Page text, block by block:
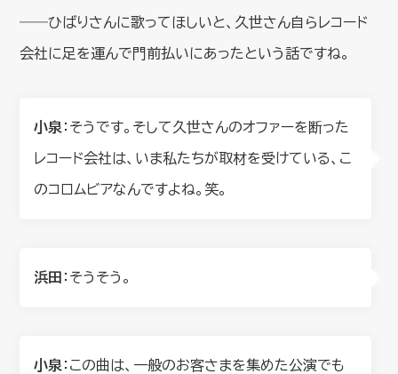
――ひばりさんに歌ってほしいと、久世さん自らレコード
会社に足を運んで門前払いにあったという話ですね。
小泉 ：そうです。そして久世さんのオファーを断った
レコード会社は、いま私たちが取材を受けている、こ
のコロムビアなんですよね。笑。
浜田 ：そうそう。
小泉 ：この曲は、一般のお客さまを集めた公演でも